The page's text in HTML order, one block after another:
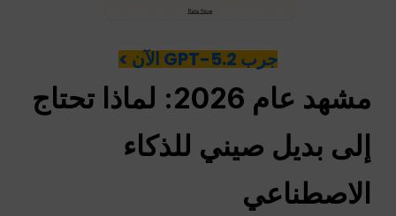
جرب GPT-5.2 الآن >
مشهد عام 2026: لماذا تحتاج
إلى بديل صيني للذكاء
الاصطناعي